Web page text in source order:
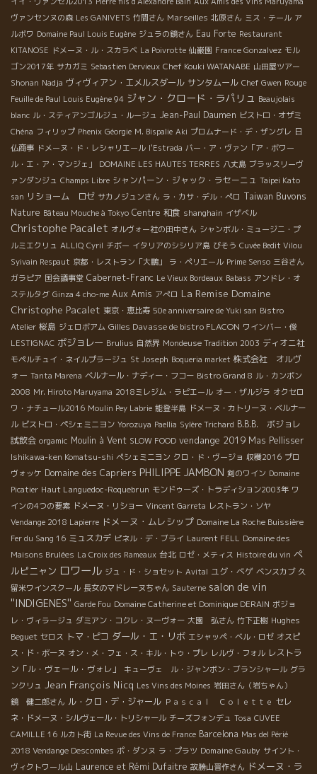
ヴァンセンヌの森 Les GANIVETS 竹間さん Marseilles 北原さん ミス・テール ア
ルボワ Domaine Paul Louis Eugène ジュラの鏡さん Eau Forte Restaurant
KITANOSE ドメーヌ・ル・スカラベ La Poivrotte 仙巌園 France Gonzalvez モル
ゴン2017年 サカガミ Sebastien Dervieux Chef Kouki WATANABE 山田屋ツアー
Shonan Nadja ヴィヴィアン・エメルスダール サンタムール Chef Gwen Rouge
Feuille de Paul Louis Eugène 94 ジャン・クロード・ラパリュ Beaujolais
blanc ル・スティアンゴルジュ・ルージュ Jean-Paul Daumen ビストロ・オザミ
Chéna フィリップ Phenix Géorgie M. Bispalie Aki プロムナード・デ・ザングレ 日
仏商事 ドメーヌ・ド・レシャリエール l'Estrada バー・ア・ヴァン「ア・ボワー
ル・エ・ア・マンジェ」
DOMAINE LES HAUTES TERRES 八丈島 ブラッスリーヴ
ァンダンジュ Champs Libre シャンパーン・ジャック・ラセーニュ Taipei Kato
san リショーム ロゼ サカノジュンさん ラ・カサ・デル・ぺロ Taiwan Buvons
Nature Bâteau Mouche à Tokyo Centre 和食 shanghain イザベル
Christophe Pacalet オルヴォー社の田中さん シャンボル・ミュージニ・プ
ルミエクリュ ALLIQ Cyril チボー イタリアのシシリア島 びそう Cuvée Bedit Vilou
Syivain Respaut 京都・レストラン「大鵬」 ラ・ペリエール Prime Senso 三谷さん
ガラピア 国会議事堂 Cabernet-Franc Le Vieux Bordeaux Babass アンドレ・オ
ステルタグ Ginza 4 cho-me Aux Amis アぺロ La Remise Domaine
Christophe Pacalet 東京・恵比寿 50e anniversaire de Yuki san Bistro
Atelier 桜島 ジェロボアム Gilles Davasse de bistro FLACON ワインバー・俊
LESTIGNAC ボジョレー Brulius 自然界 Mondeuse Tradition 2003 ディオニ社
モペルチュイ・ネイルプラージュ St Joseph Boqueria market 株式会社 オルヴ
ォー Tanta Marena ベルナール・ナディー・フコー Bistro Grand 8 ル・カンボン
2008 Mr. Hiroto Maruyama 2018ミレジム・ラピエール オー・ザルジラ オクセロ
ワ・ナチュール2016 Moulin Pey Labrie 能登半島 ドメーヌ・カトリーヌ・ベルナー
ル ビストロ・ペシェミニヨン Yorozuya Paellia Sylère Trichard B.B.B. ボジョレ
試飲会 orgamic Moulin à Vent SLOW FOOD vendange 2019 Mas Pellisser
Ishikawa-ken Komatsu-shi ペシェミニヨン クロ・ド・ヴージョ 収穫2016 プロ
ヴォッケ Domaine des Capriers PHILIPPE JAMBON 剣のワイン Domaine
Picatier Haut Languedoc-Roquebrun モンドゥーズ・トラディション2003年 ワ
インの4つの要素 ドメーヌ・リショー Vincent Garreta レストラン・ソヤ
Vendange 2018 Lapierre ドメーヌ・ムレシップ Domaine La Roche Buissière
Fer du Sang 16 ミュスカデ ピネル・デ・ブライ Laurent FELL Domaine des
Maisons Brulées La Croix des Rameaux 台北 ロゼ・メティス Histoire du vin ペ
ルピニャン ロワール ジュ・ド・ショセット Avital ユグ・べゲ ベンスカブ 久
留米ワインスクール 長女のマドレーヌちゃん Sauterne salon de vin
''INDIGENES'' Garde Fou Domaine Catherine et Dominique DERAIN ボジョ
レ・ヴィラージュ ダミアン・コクレ・ヌーヴォー 大園 弘さん 竹下正樹 Hughes
Beguet セロス トマ・ピコ ダール・エ・リボ エシャッペ・ベル・ロゼ オスピ
ス・ド・ボーヌ オン・メ・フェ・ス・キル・トゥ・プレ レルヴ・フォル レストラ
ン「ル・ヴェール・ヴォレ」
キューヴェ ル・ジャンボン・ブランシャール グラ
ンクリュ Jean François Nicq Les Vins des Moines 岩田さん（岩ちゃん）
鏡 健二郎さん ル・クロ・デ・ジャール Ｐａｓｃａｌ Ｃｏｌｅｔｔｅ セレ
ネ・ドメーヌ・シルヴェール・トリシャール チーズフォンデュ Tosa CUVEE
CAMILLE 16 ルカト街 La Revue des Vins de France Barcelona Mas del Périé
2018 Vendange Descombes ポ・ダンヌ ラ・プラツ Domaine Gauby サイント・
ヴィクトワール山 Laurence et Rémi Dufaitre 故勝山晋作さん ドメーヌ・ラ